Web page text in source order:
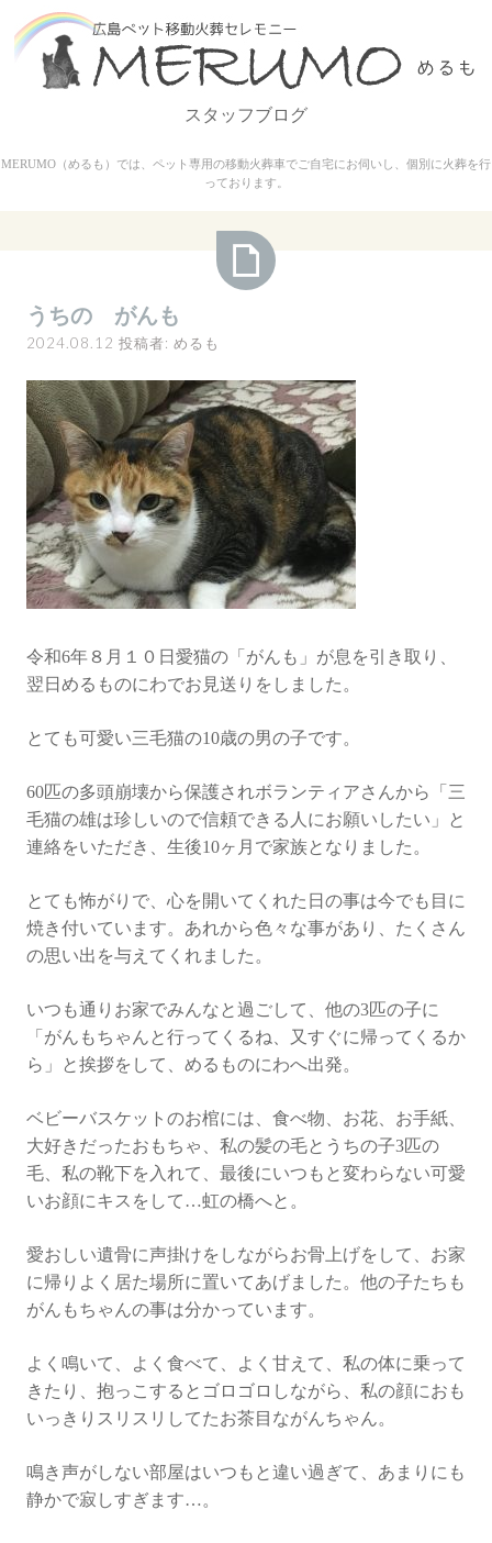
ン
スタッフブログ
MERUMO（めるも）では、ペット専用の移動火葬車でご自宅にお伺いし、個別に火葬を行
っております。
が
ん
も
うちの がんも
2024.08.12 投稿者: めるも
令和6年８月１０日愛猫の「がんも」が息を引き取り、
翌日めるものにわでお見送りをしました。
とても可愛い三毛猫の10歳の男の子です。
60匹の多頭崩壊から保護されボランティアさんから「三
毛猫の雄は珍しいので信頼できる人にお願いしたい」と
連絡をいただき、生後10ヶ月で家族となりました。
とても怖がりで、心を開いてくれた日の事は今でも目に
焼き付いています。あれから色々な事があり、たくさん
の思い出を与えてくれました。
いつも通りお家でみんなと過ごして、他の3匹の子に
「がんもちゃんと行ってくるね、又すぐに帰ってくるか
ら」と挨拶をして、めるものにわへ出発。
ベビーバスケットのお棺には、食べ物、お花、お手紙、
大好きだったおもちゃ、私の髪の毛とうちの子3匹の
毛、私の靴下を入れて、最後にいつもと変わらない可愛
いお顔にキスをして…虹の橋へと。
愛おしい遺骨に声掛けをしながらお骨上げをして、お家
に帰りよく居た場所に置いてあげました。他の子たちも
がんもちゃんの事は分かっています。
よく鳴いて、よく食べて、よく甘えて、私の体に乗って
きたり、抱っこするとゴロゴロしながら、私の顔におも
いっきりスリスリしてたお茶目ながんちゃん。
鳴き声がしない部屋はいつもと違い過ぎて、あまりにも
静かで寂しすぎます…。